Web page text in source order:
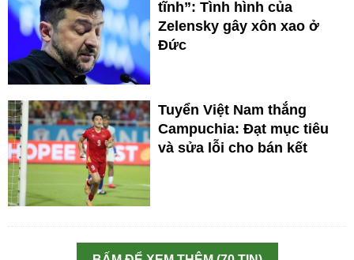
tĩnh”: Tình hình của
Zelensky gây xôn xao ở
Đức
Tuyển Việt Nam thắng
Campuchia: Đạt mục tiêu
và sửa lỗi cho bán kết